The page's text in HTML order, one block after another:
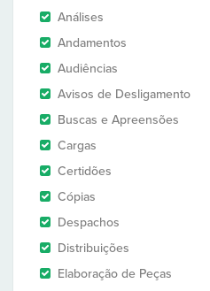
Análises
Andamentos
Audiências
Avisos de Desligamento
Buscas e Apreensões
Cargas
Certidões
Cópias
Despachos
Distribuições
Elaboração de Peças